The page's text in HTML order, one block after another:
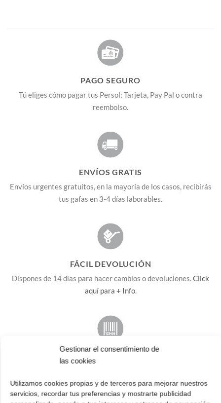
Gestionar el consentimiento de
las cookies
Utilizamos cookies propias y de terceros para mejorar nuestros
servicios, recordar tus preferencias y mostrarte publicidad
PAGO SEGURO
Tú eliges cómo pagar tus Persol: Tarjeta, Pay Pal o contra
reembolso.
ENVÍOS GRATIS
Envíos urgentes gratuitos, en la mayoría de los casos, recibirás
tus gafas en 3-4 días laborables.
FÁCIL DEVOLUCIÓN
Dispones de 14 días para hacer cambios o devoluciones.Click
aquí para + Info.
2 AÑOS DE GARANTÍA
fabricación.